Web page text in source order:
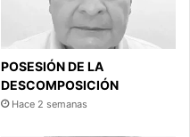
POSESIÓN DE LA
DESCOMPOSICIÓN
Hace 2 semanas